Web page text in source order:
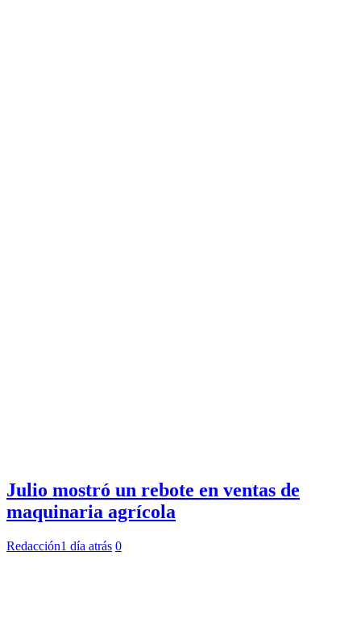
Julio mostró un rebote en ventas de
maquinaria agrícola
Redacción1 día atrás 0